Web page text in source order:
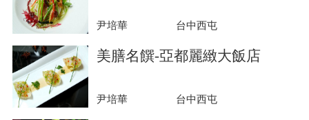
尹培華 台中西屯
美膳名饌-亞都麗緻大飯店
尹培華 台中西屯